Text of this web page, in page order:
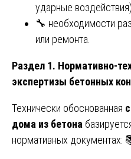
ударные
🔧 необходимости
или ремонта.
Раздел 1. Нормативно-
экспертизы бетонных
Технически обоснованная
дома из бетона
нормативных документах: